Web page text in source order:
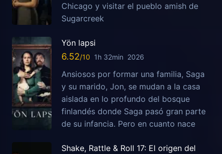
Chicago y visitar el pueblo amish de
Sugarcreek
Yön lapsi
6.52 1h 32min 2026
Ansiosos por formar una familia, Saga
y su marido, Jon, se mudan a la casa
aislada en lo profundo del bosque
finlandés donde Saga pasó gran parte
de su infancia. Pero en cuanto nace
Shake, Rattle & Roll 17: El origen del